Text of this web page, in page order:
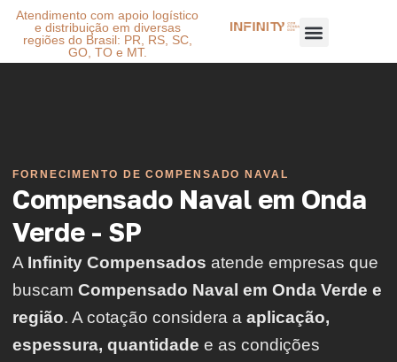
Atendimento com apoio logístico
e distribuição em diversas
regiões do Brasil: PR, RS, SC,
GO, TO e MT.
FORNECIMENTO DE COMPENSADO NAVAL
Compensado Naval em Onda
Verde - SP
A Infinity Compensados atende empresas que
buscam Compensado Naval em Onda Verde e
região. A cotação considera a aplicação,
espessura, quantidade e as condições